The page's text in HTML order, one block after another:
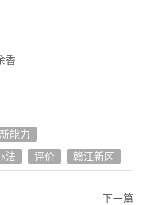
香
能力
法 评价 赣江新区
下一篇